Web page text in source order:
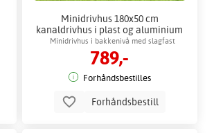
Minidrivhus 180x50 cm
kanaldrivhus i plast og aluminium
Minidrivhus i bakkenivå med slagfast
kanalplast
789,-
Forhåndsbestilles
Forhåndsbestill